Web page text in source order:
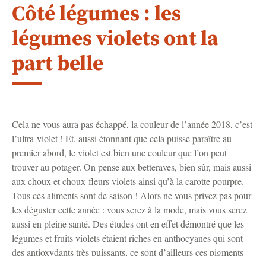
Côté légumes : les
légumes violets ont la
part belle
Cela ne vous aura pas échappé, la couleur de l’année 2018, c’est
l’ultra-violet ! Et, aussi étonnant que cela puisse paraître au
premier abord, le violet est bien une couleur que l’on peut
trouver au potager. On pense aux betteraves, bien sûr, mais aussi
aux choux et choux-fleurs violets ainsi qu’à la carotte pourpre.
Tous ces aliments sont de saison ! Alors ne vous privez pas pour
les déguster cette année : vous serez à la mode, mais vous serez
aussi en pleine santé. Des études ont en effet démontré que les
légumes et fruits violets étaient riches en anthocyanes qui sont
des antioxydants très puissants, ce sont d’ailleurs ces pigments